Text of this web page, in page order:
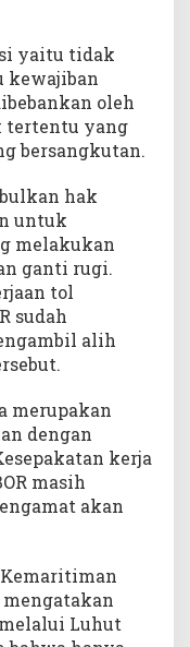
yaitu tidak
kewajiban
oleh
tertentu yang
bersangkutan.
hak
untuk
melakukan
ganti rugi.
tol
sudah
alih
merupakan
dengan
kerja
masih
akan
Luhut